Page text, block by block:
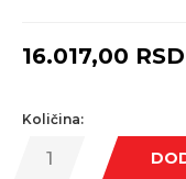
16.017,00 RSD
Količina: